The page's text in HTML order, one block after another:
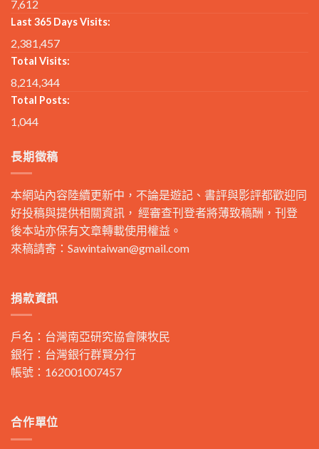
7,612
Last 365 Days Visits:
2,381,457
Total Visits:
8,214,344
Total Posts:
1,044
長期徵稿
本網站內容陸續更新中，不論是遊記、書評與影評都歡迎同
好投稿與提供相關資訊， 經審查刊登者將薄致稿酬，刊登
後本站亦保有文章轉載使用權益。
來稿請寄： Sawintaiwan@gmail.com
捐款資訊
戶名：台灣南亞研究協會陳牧民
銀行：台灣銀行群賢分行
帳號：162001007457
合作單位